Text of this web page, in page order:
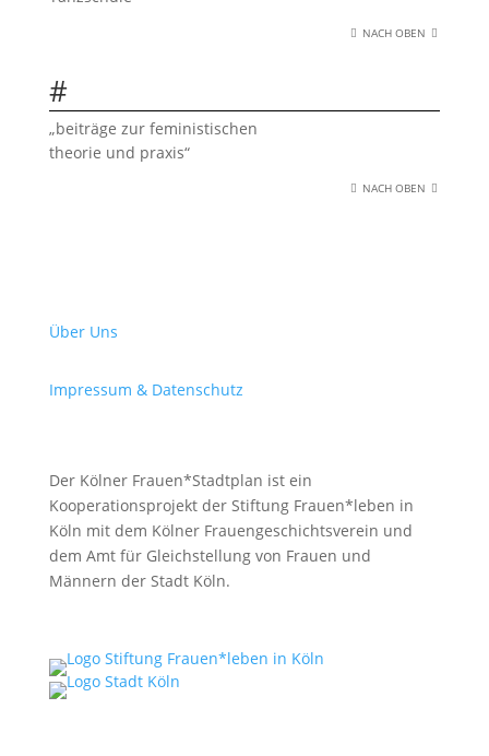
NACH OBEN
#
„beiträge zur feministischen
theorie und praxis“
NACH OBEN
Über Uns
Impressum & Datenschutz
Der Kölner Frauen*Stadtplan ist ein
Kooperationsprojekt der Stiftung Frauen*leben in
Köln mit dem Kölner Frauengeschichtsverein und
dem Amt für Gleichstellung von Frauen und
Männern der Stadt Köln.